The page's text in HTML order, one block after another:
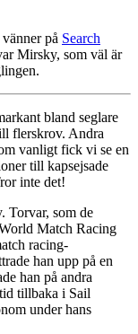
på Search
Mirsky, som väl är
bland seglare
flerskrov. Andra
vanligt fick vi se en
till kapsejsade
inte det!
Torvar, som de
Match Racing
racing-
han upp på en
han på andra
tillbaka i Sail
under hans